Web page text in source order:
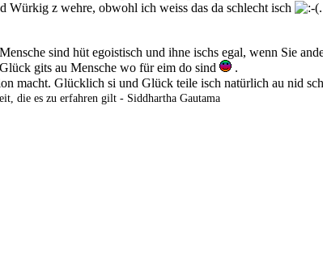
Würkig z wehre, obwohl ich weiss das da schlecht isch
sind hüt egoistisch und ihne ischs egal, wenn Sie
gits au Mensche wo für eim do sind
.
macht. Glücklich si und Glück teile isch natürlich au nid
die es zu erfahren gilt - Siddhartha Gautama